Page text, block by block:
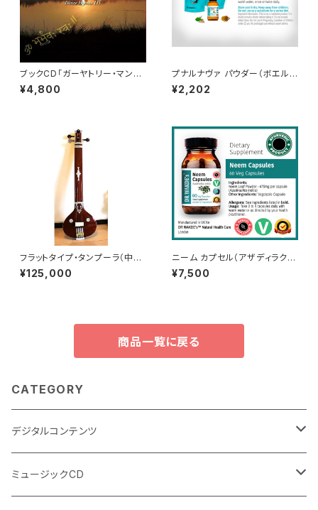
ブックCD「ガーヤトリー・マント
ラ ～135種の神聖なる真言」 A
5版65ページのブックレット（ダ
¥4,800
プナルナヴァ パウダー（ボエル
ハヴィア ディヒューサ）（100g）
Punarnava Powder (Boerh
¥2,202
フラットタイプ・タンプーラ（中サ
イズ）
¥125,000
ニーム カプセル（アザディラクタ
インディカ）Neem Capsules
(Azadirachta Indica)
¥7,500
商品一覧に戻る
CATEGORY
デジタルコンテンツ
チャンティング（マントラ）
ミュージックCD